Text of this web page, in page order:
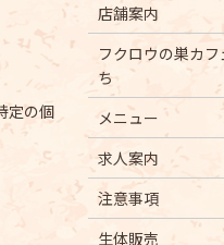
定の個
店舗案内
フクロウの巣カ
ち
メニュー
求人案内
注意事項
生体販売